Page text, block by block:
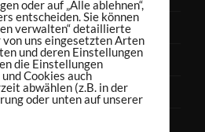
oder auf „Alle ablehnen“,
entscheiden. Sie können
verwalten“ detaillierte
uns eingesetzten Arten
und deren Einstellungen
die Einstellungen
Cookies auch
abwählen (z.B. in der
oder unten auf unserer